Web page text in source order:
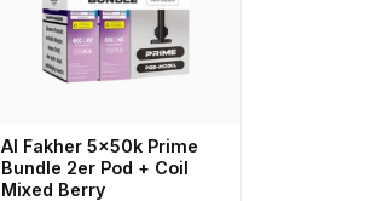
Al Fakher 5x50k Prime
Bundle 2er Pod + Coil
Mixed Berry